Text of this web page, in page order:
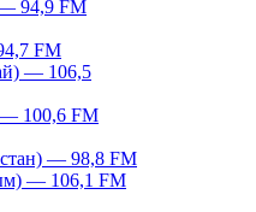
— 94,9 FM
FM
— 106,5
— 100,6 FM
— 98,8 FM
— 106,1 FM